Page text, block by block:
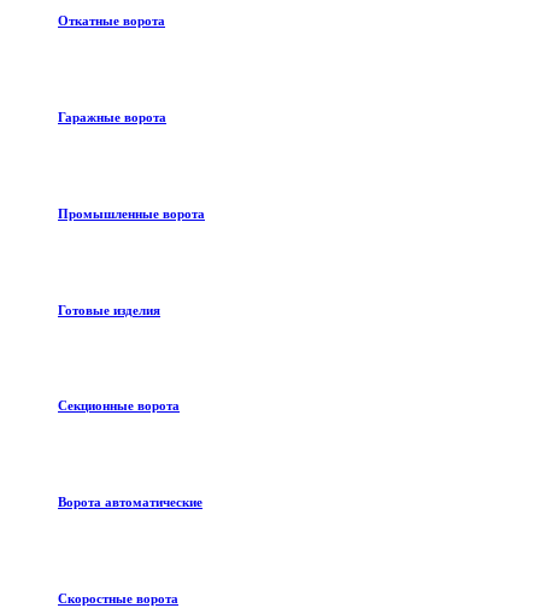
Откатные ворота
Гаражные ворота
Промышленные ворота
Готовые изделия
Секционные ворота
Ворота автоматические
Скоростные ворота